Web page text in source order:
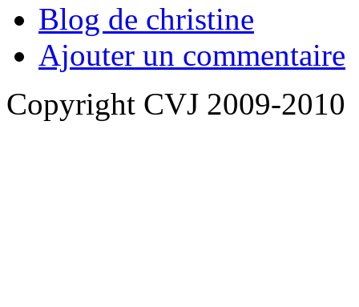
Blog de christine
Ajouter un commentaire
Copyright CVJ 2009-2010